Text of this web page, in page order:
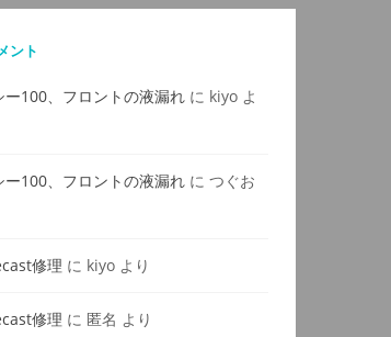
ント
ー100、フロントの液漏れ に kiyo よ
ー100、フロントの液漏れ に つぐお
修理 に kiyo より
修理 に 匿名 より